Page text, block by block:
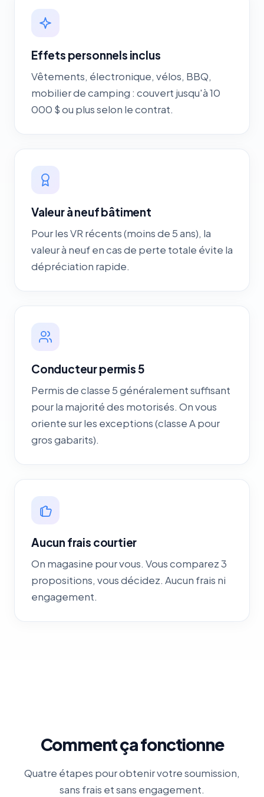
Effets personnels inclus
Vêtements, électronique, vélos, BBQ,
mobilier de camping : couvert jusqu'à 10
000 $ ou plus selon le contrat.
Valeur à neuf bâtiment
Pour les VR récents (moins de 5 ans), la
valeur à neuf en cas de perte totale évite la
dépréciation rapide.
Conducteur permis 5
Permis de classe 5 généralement suffisant
pour la majorité des motorisés. On vous
oriente sur les exceptions (classe A pour
gros gabarits).
Aucun frais courtier
On magasine pour vous. Vous comparez 3
propositions, vous décidez. Aucun frais ni
engagement.
Comment ça fonctionne
Quatre étapes pour obtenir votre soumission,
sans frais et sans engagement.